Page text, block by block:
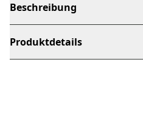
Beschreibung
Produktdetails